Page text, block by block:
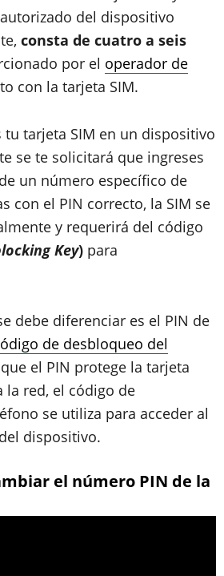
del dispositivo
consta de cuatro a seis
por el operador de
con la tarjeta SIM.
tu tarjeta SIM en un dispositivo
se te solicitará que ingreses
un número específico de
con el PIN correcto, la SIM se
y requerirá del código
Key) para
debe diferenciar es el PIN de
de desbloqueo del
el PIN protege la tarjeta
la red, el código de
se utiliza para acceder al
dispositivo.
el número PIN de la